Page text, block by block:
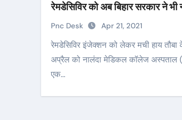
रेमडेसिविर को अब बिहार सरकार ने भी
Pnc Desk Apr 21, 2021
रेमडेसिविर इंजेक्शन को लेकर मची हाय तौबा के बीच 21
अप्रैल को नालंदा मेडिकल कॉलेज अस्पताल
एक…